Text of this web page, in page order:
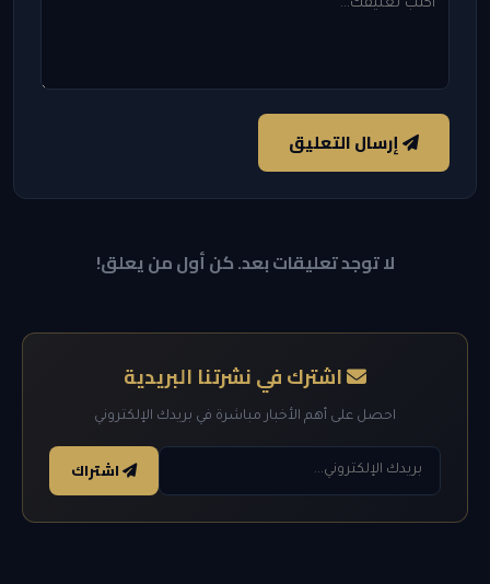
إرسال التعليق
لا توجد تعليقات بعد. كن أول من يعلق!
اشترك في نشرتنا البريدية
احصل على أهم الأخبار مباشرة في بريدك الإلكتروني
اشتراك